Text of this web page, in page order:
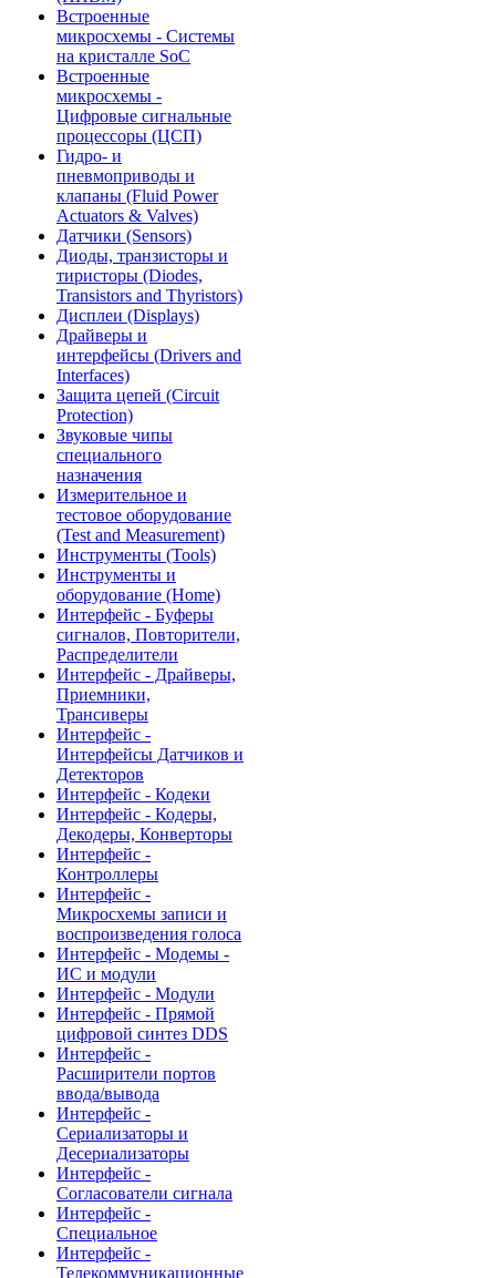
Встроенные
микросхемы - Системы
на кристалле SoC
Встроенные
микросхемы -
Цифровые сигнальные
процессоры (ЦСП)
Гидро- и
пневмоприводы и
клапаны (Fluid Power
Actuators & Valves)
Датчики (Sensors)
Диоды, транзисторы и
тиристоры (Diodes,
Transistors and Thyristors)
Дисплеи (Displays)
Драйверы и
интерфейсы (Drivers and
Interfaces)
Защита цепей (Circuit
Protection)
Звуковые чипы
специального
назначения
Измерительное и
тестовое оборудование
(Test and Measurement)
Инструменты (Tools)
Инструменты и
оборудование (Home)
Интерфейс - Буферы
сигналов, Повторители,
Распределители
Интерфейс - Драйверы,
Приемники,
Трансиверы
Интерфейс -
Интерфейсы Датчиков и
Детекторов
Интерфейс - Кодеки
Интерфейс - Кодеры,
Декодеры, Конверторы
Интерфейс -
Контроллеры
Интерфейс -
Микросхемы записи и
воспроизведения голоса
Интерфейс - Модемы -
ИС и модули
Интерфейс - Модули
Интерфейс - Прямой
цифровой синтез DDS
Интерфейс -
Расширители портов
ввода/вывода
Интерфейс -
Сериализаторы и
Десериализаторы
Интерфейс -
Согласователи сигнала
Интерфейс -
Специальное
Интерфейс -
Телекоммуникационные